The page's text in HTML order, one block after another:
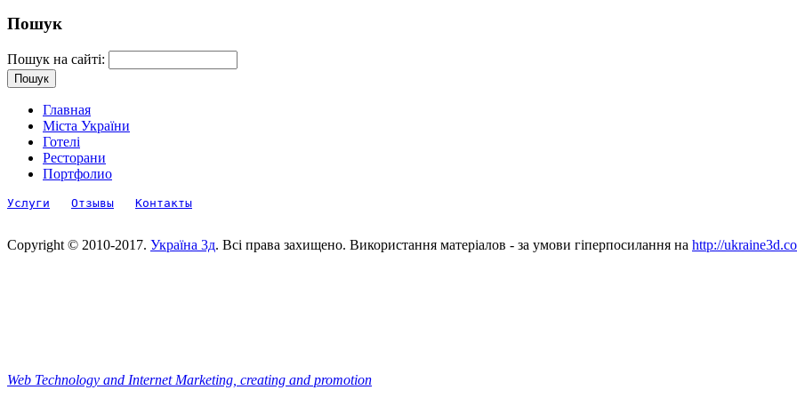
Пошук
Пошук на сайті:
Главная
Міста України
Готелі
Ресторани
Портфолио
Услуги Отзывы Контакты
Copyright © 2010-2017. Україна 3д. Всі права захищено. Використання матеріалов - за умови гіперпосилання на http://
Web Technology and Internet Marketing, сreating and promotion